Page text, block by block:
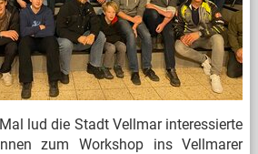
lud die Stadt Vellmar interessierte
zum Workshop ins Vellmarer